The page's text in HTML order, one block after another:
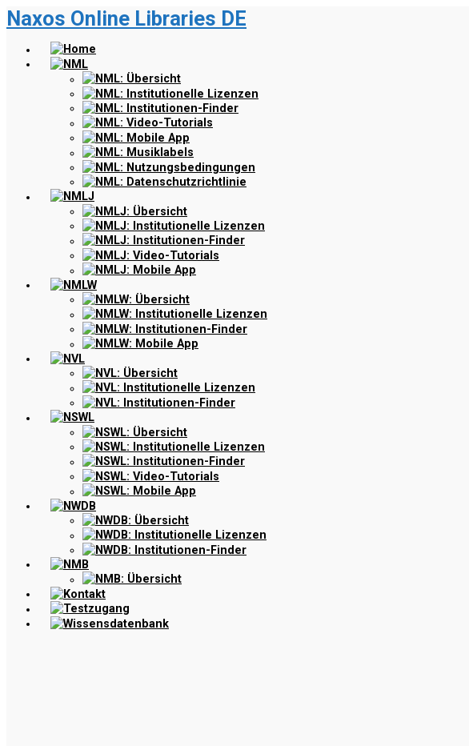
Zum
Hauptinhalt
springen
Naxos Online Libraries DE
Home
NML
NML: Übersicht
NML: Institutionelle Lizenzen
NML: Institutionen-Finder
NML: Video-Tutorials
NML: Mobile App
NML: Musiklabels
NML: Nutzungsbedingungen
NML: Datenschutzrichtlinie
NMLJ
NMLJ: Übersicht
NMLJ: Institutionelle Lizenzen
NMLJ: Institutionen-Finder
NMLJ: Video-Tutorials
NMLJ: Mobile App
NMLW
NMLW: Übersicht
NMLW: Institutionelle Lizenzen
NMLW: Institutionen-Finder
NMLW: Mobile App
NVL
NVL: Übersicht
NVL: Institutionelle Lizenzen
NVL: Institutionen-Finder
NSWL
NSWL: Übersicht
NSWL: Institutionelle Lizenzen
NSWL: Institutionen-Finder
NSWL: Video-Tutorials
NSWL: Mobile App
NWDB
NWDB: Übersicht
NWDB: Institutionelle Lizenzen
NWDB: Institutionen-Finder
NMB
NMB: Übersicht
Kontakt
Testzugang
Wissensdatenbank